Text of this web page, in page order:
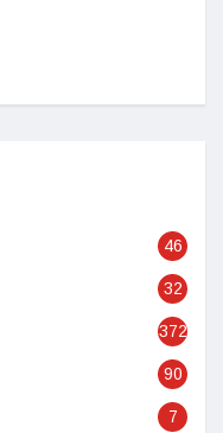
46
32
372
90
7